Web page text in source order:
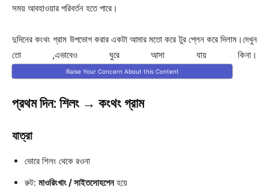
সময় আবহাওয়ার পরিবর্তন হতে পারে।
দুদিনের কংথং গ্রাম উপভোগ করার একটা আমার মতো করে টুর প্লেন করে দিলাম।দেখুন
তো ,এভাবেও ঘুরে আসা যায় কিনা।
Raise Your Concern About this Content
প্রথম দিন: শিলং → কংথং গ্রাম
যাত্রা
ভোরে শিলং থেকে রওনা
রুট: মাওরিংখাং / সাইতসোহপেনহয়ে